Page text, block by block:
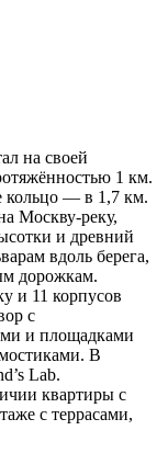
на своей
1 км.
кольцо — в 1,7 км.
Москву-реку,
и древний
вдоль берега,
дорожкам.
и 11 корпусов
с
и площадками
В
Lab.
квартиры с
с террасами,